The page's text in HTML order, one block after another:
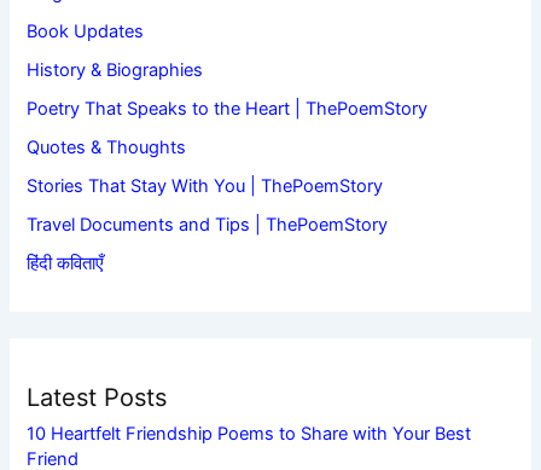
Book Updates
History & Biographies
Poetry That Speaks to the Heart | ThePoemStory
Quotes & Thoughts
Stories That Stay With You | ThePoemStory
Travel Documents and Tips | ThePoemStory
हिंदी कविताएँ
Latest Posts
10 Heartfelt Friendship Poems to Share with Your Best
Friend